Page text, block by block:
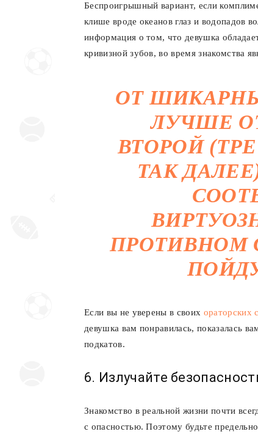
Беспроигрышный вариант, если
клише вроде океанов глаз и водопадов
информация о том, что девушка
кривизной зубов, во время знакомства
ОТ
ЛУЧШЕ
ВТОРОЙ
ТАК
ПРОТИВНОМ
Если вы не уверены в своих ораторских
девушка вам понравилась, показалась
подкатов.
6. Излучайте
Знакомство в реальной жизни почти
с опасностью. Поэтому будьте